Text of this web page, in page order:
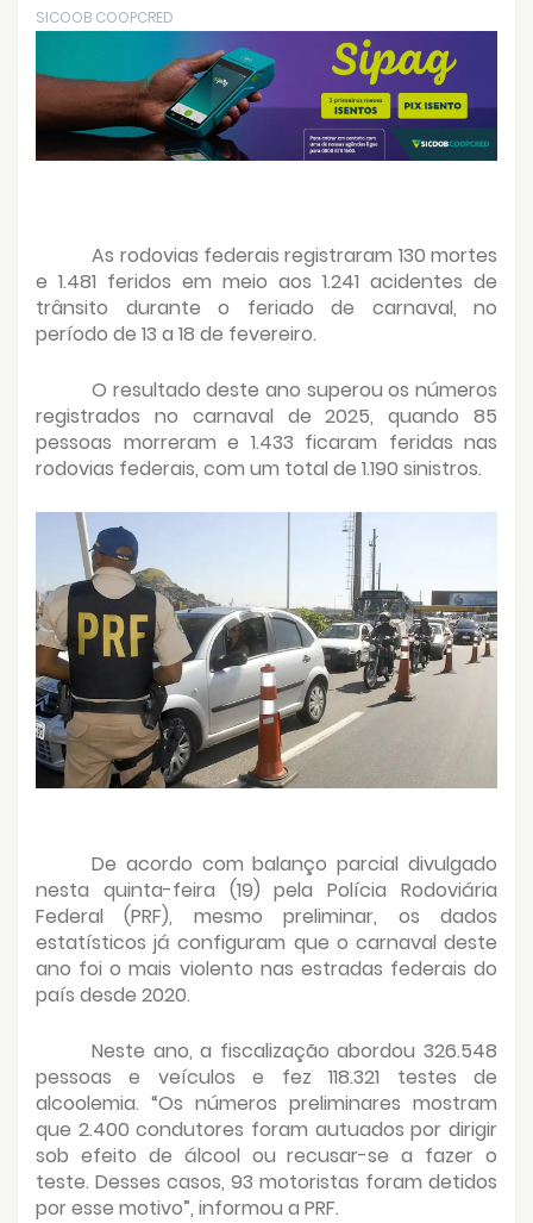
SICOOB COOPCRED
As rodovias federais registraram 130 mortes
e 1.481 feridos em meio aos 1.241 acidentes de
trânsito durante o feriado de carnaval, no
período de 13 a 18 de fevereiro.
O resultado deste ano superou os números
registrados no carnaval de 2025, quando 85
pessoas morreram e 1.433 ficaram feridas nas
rodovias federais, com um total de 1.190 sinistros.
De acordo com balanço parcial divulgado
nesta quinta-feira (19) pela Polícia Rodoviária
Federal (PRF), mesmo preliminar, os dados
estatísticos já configuram que o carnaval deste
ano foi o mais violento nas estradas federais do
país desde 2020.
Neste ano, a fiscalização abordou 326.548
pessoas e veículos e fez 118.321 testes de
alcoolemia. “Os números preliminares mostram
que 2.400 condutores foram autuados por dirigir
sob efeito de álcool ou recusar-se a fazer o
teste. Desses casos, 93 motoristas foram detidos
por esse motivo”, informou a PRF.